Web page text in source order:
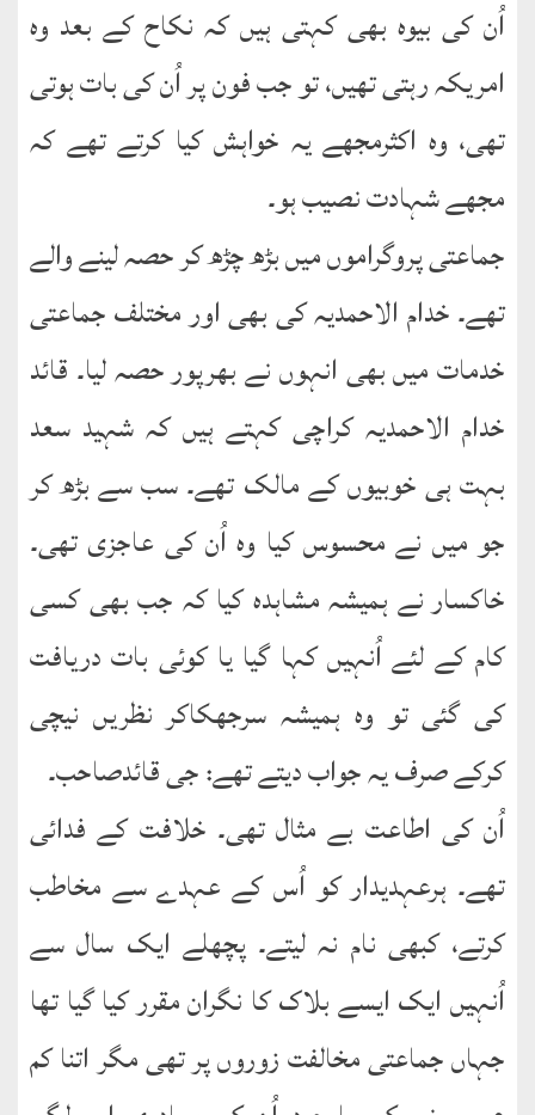
اُن کی بیوہ بھی کہتی ہیں کہ نکاح کے بعد وہ
امریکہ رہتی تھیں، تو جب فون پر اُن کی بات ہوتی
تھی، وہ اکثرمجھے یہ خواہش کیا کرتے تھے کہ
مجھے شہادت نصیب ہو۔
جماعتی پروگراموں میں بڑھ چڑھ کر حصہ لینے والے
تھے۔ خدام الاحمدیہ کی بھی اور مختلف جماعتی
خدمات میں بھی انہوں نے بھرپور حصہ لیا۔ قائد
خدام الاحمدیہ کراچی کہتے ہیں کہ شہید سعد
بہت ہی خوبیوں کے مالک تھے۔ سب سے بڑھ کر
جو میں نے محسوس کیا وہ اُن کی عاجزی تھی۔
خاکسار نے ہمیشہ مشاہدہ کیا کہ جب بھی کسی
کام کے لئے اُنہیں کہا گیا یا کوئی بات دریافت
کی گئی تو وہ ہمیشہ سرجھکاکر نظریں نیچی
کرکے صرف یہ جواب دیتے تھے: جی قائدصاحب۔
اُن کی اطاعت بے مثال تھی۔ خلافت کے فدائی
تھے۔ ہرعہدیدار کو اُس کے عہدے سے مخاطب
کرتے، کبھی نام نہ لیتے۔ پچھلے ایک سال سے
اُنہیں ایک ایسے بلاک کا نگران مقرر کیا گیا تھا
جہاں جماعتی مخالفت زوروں پر تھی مگر اتنا کم